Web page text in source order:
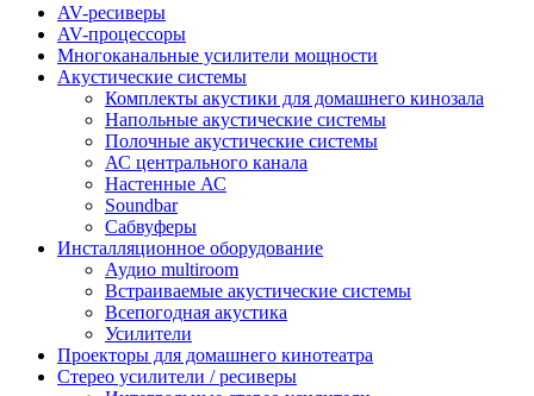
AV-ресиверы
AV-процессоры
Многоканальные усилители мощности
Акустические системы
Комплекты акустики для домашнего кинозала
Напольные акустические системы
Полочные акустические системы
АС центрального канала
Настенные АС
Soundbar
Сабвуферы
Инсталляционное оборудование
Аудио multiroom
Встраиваемые акустические системы
Всепогодная акустика
Усилители
Проекторы для домашнего кинотеатра
Стерео усилители / ресиверы